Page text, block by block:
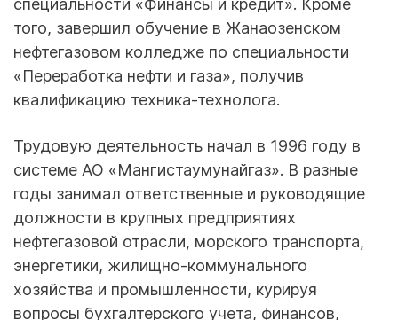
того, завершил обучение в Жанаозенском
нефтегазовом колледже по специальности
«Переработка нефти и газа», получив
квалификацию техника-технолога.
Трудовую деятельность начал в 1996 году в
системе АО «Мангистаумунайгаз». В разные
годы занимал ответственные и руководящие
должности в крупных предприятиях
нефтегазовой отрасли, морского транспорта,
энергетики, жилищно-коммунального
хозяйства и промышленности, курируя
вопросы бухгалтерского учета, финансов,